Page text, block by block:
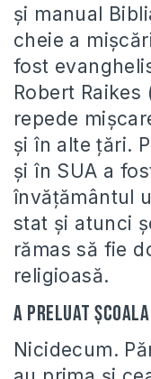
și manual
cheie a
fost
Robert Raikes
repede
și în alte țări.
și în SUA a
învățământul
stat și atunci
rămas să fie
religioasă.
A preluat
Nicidecum.